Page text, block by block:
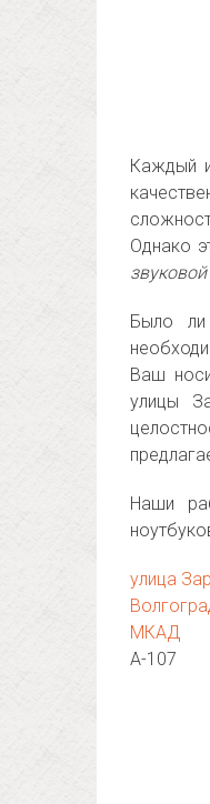
Каждый
Однако
Было ли
Ваш
улицы
Наши
улица
МКАД
А-107